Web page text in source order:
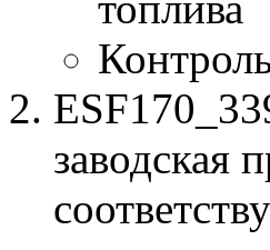
заводская